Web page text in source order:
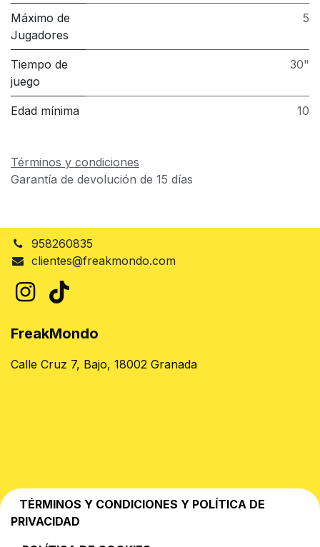
Máximo de
Jugadores
5
Tiempo de
juego
30"
Edad mínima 10
Términos y condiciones
Garantía de devolución de 15 días
958260835
clientes@freakmondo.com
FreakMondo
Calle Cruz 7, Bajo, 18002 Granada
TÉRMINOS Y CONDICIONES Y POLÍTICA DE
PRIVACIDAD